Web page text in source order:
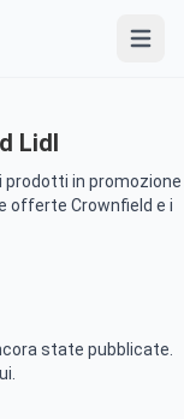
Lidl
prodotti in promozione
offerte Crownfield e i
state pubblicate.